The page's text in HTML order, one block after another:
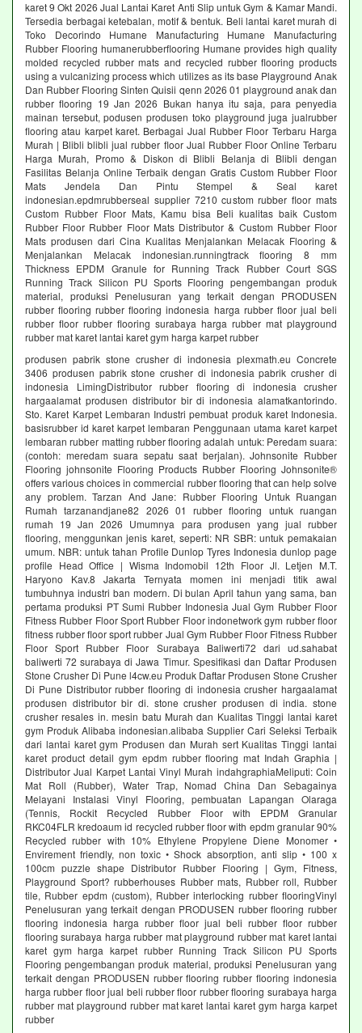
karet 9 Okt 2026 Jual Lantai Karet Anti Slip untuk Gym & Kamar Mandi.
Tersedia berbagai ketebalan, motif & bentuk. Beli lantai karet murah di
Toko Decorindo Humane Manufacturing Humane Manufacturing
Rubber Flooring humanerubberflooring Humane provides high quality
molded recycled rubber mats and recycled rubber flooring products
using a vulcanizing process which utilizes as its base Playground Anak
Dan Rubber Flooring Sinten Quisii qenn 2026 01 playground anak dan
rubber flooring 19 Jan 2026 Bukan hanya itu saja, para penyedia
mainan tersebut, podusen produsen toko playground juga jualrubber
flooring atau karpet karet. Berbagai Jual Rubber Floor Terbaru Harga
Murah | Blibli blibli jual rubber floor Jual Rubber Floor Online Terbaru
Harga Murah, Promo & Diskon di Blibli Belanja di Blibli dengan
Fasilitas Belanja Online Terbaik dengan Gratis Custom Rubber Floor
Mats Jendela Dan Pintu Stempel & Seal karet
indonesian.epdmrubberseal supplier 7210 custom rubber floor mats
Custom Rubber Floor Mats, Kamu bisa Beli kualitas baik Custom
Rubber Floor Rubber Floor Mats Distributor & Custom Rubber Floor
Mats produsen dari Cina Kualitas Menjalankan Melacak Flooring &
Menjalankan Melacak indonesian.runningtrack flooring 8 mm
Thickness EPDM Granule for Running Track Rubber Court SGS
Running Track Silicon PU Sports Flooring pengembangan produk
material, produksi Penelusuran yang terkait dengan PRODUSEN
rubber flooring rubber flooring indonesia harga rubber floor jual beli
rubber floor rubber flooring surabaya harga rubber mat playground
rubber mat karet lantai karet gym harga karpet rubber
produsen pabrik stone crusher di indonesia plexmath.eu Concrete
3406 produsen pabrik stone crusher di indonesia pabrik crusher di
indonesia LimingDistributor rubber flooring di indonesia crusher
hargaalamat produsen distributor bir di indonesia alamatkantorindo.
Sto. Karet Karpet Lembaran Industri pembuat produk karet Indonesia.
basisrubber id karet karpet lembaran Penggunaan utama karet karpet
lembaran rubber matting rubber flooring adalah untuk: Peredam suara:
(contoh: meredam suara sepatu saat berjalan). Johnsonite Rubber
Flooring johnsonite Flooring Products Rubber Flooring Johnsonite®
offers various choices in commercial rubber flooring that can help solve
any problem. Tarzan And Jane: Rubber Flooring Untuk Ruangan
Rumah tarzanandjane82 2026 01 rubber flooring untuk ruangan
rumah 19 Jan 2026 Umumnya para produsen yang jual rubber
flooring, menggunkan jenis karet, seperti: NR SBR: untuk pemakaian
umum. NBR: untuk tahan Profile Dunlop Tyres Indonesia dunlop page
profile Head Office | Wisma Indomobil 12th Floor Jl. Letjen M.T.
Haryono Kav.8 Jakarta Ternyata momen ini menjadi titik awal
tumbuhnya industri ban modern. Di bulan April tahun yang sama, ban
pertama produksi PT Sumi Rubber Indonesia Jual Gym Rubber Floor
Fitness Rubber Floor Sport Rubber Floor indonetwork gym rubber floor
fitness rubber floor sport rubber Jual Gym Rubber Floor Fitness Rubber
Floor Sport Rubber Floor Surabaya Baliwerti72 dari ud.sahabat
baliwerti 72 surabaya di Jawa Timur. Spesifikasi dan Daftar Produsen
Stone Crusher Di Pune l4cw.eu Produk Daftar Produsen Stone Crusher
Di Pune Distributor rubber flooring di indonesia crusher hargaalamat
produsen distributor bir di. stone crusher produsen di india. stone
crusher resales in. mesin batu Murah dan Kualitas Tinggi lantai karet
gym Produk Alibaba indonesian.alibaba Supplier Cari Seleksi Terbaik
dari lantai karet gym Produsen dan Murah sert Kualitas Tinggi lantai
karet product detail gym epdm rubber flooring mat Indah Graphia |
Distributor Jual Karpet Lantai Vinyl Murah indahgraphiaMeliputi: Coin
Mat Roll (Rubber), Water Trap, Nomad China Dan Sebagainya
Melayani Instalasi Vinyl Flooring, pembuatan Lapangan Olaraga
(Tennis, Rockit Recycled Rubber Floor with EPDM Granular
RKC04FLR kredoaum id recycled rubber floor with epdm granular 90%
Recycled rubber with 10% Ethylene Propylene Diene Monomer •
Envirement friendly, non toxic • Shock absorption, anti slip • 100 x
100cm puzzle shape Distributor Rubber Flooring | Gym, Fitness,
Playground Sport? rubberhouses Rubber mats, Rubber roll, Rubber
tile, Rubber epdm (custom), Rubber interlocking rubber flooringVinyl
Penelusuran yang terkait dengan PRODUSEN rubber flooring rubber
flooring indonesia harga rubber floor jual beli rubber floor rubber
flooring surabaya harga rubber mat playground rubber mat karet lantai
karet gym harga karpet rubber Running Track Silicon PU Sports
Flooring pengembangan produk material, produksi Penelusuran yang
terkait dengan PRODUSEN rubber flooring rubber flooring indonesia
harga rubber floor jual beli rubber floor rubber flooring surabaya harga
rubber mat playground rubber mat karet lantai karet gym harga karpet
rubber